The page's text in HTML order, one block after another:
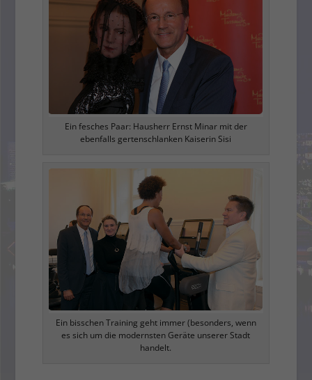
Ein fesches Paar: Hausherr Ernst Minar mit der
ebenfalls gertenschlanken Kaiserin Sisi
Ein bisschen Training geht immer (besonders, wenn
es sich um die modernsten Geräte unserer Stadt
handelt.